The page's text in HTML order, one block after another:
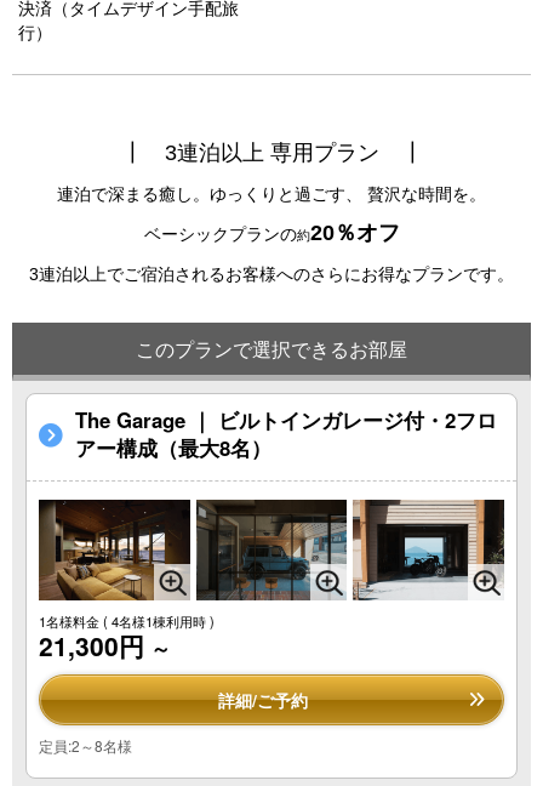
決済（タイムデザイン手配旅
行）
3連泊以上 専用プラン ┃
連泊で深まる癒し。ゆっくりと過ごす、 贅沢な時間を。
ベーシックプランの約20％オフ
3連泊以上でご宿泊されるお客様へのさらにお得なプランです。
このプランで選択できるお部屋
The Garage ｜ ビルトインガレージ付・2フロ
アー構成（最大8名）
1名様料金( 4名様1棟利用時 )
21,300円 ～
詳細/ご予約
定員:2～8名様